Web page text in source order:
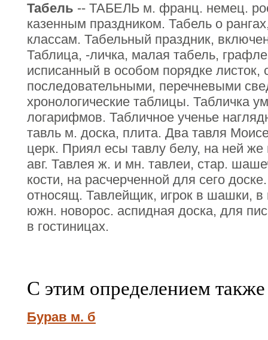
Табель -- ТАБЕЛЬ м. франц. немец.
казенным праздником. Табель о
классам. Табельный праздник,
Таблица, -личка, малая табель,
исписанный в особом порядке листок,
последовательными, перечневыми
хронологические таблицы. Табличка
логарифмов. Табличное ученье
тавль м. доска, плита. Два тавля
церк. Приял есы тавлу белу, на ней
авг. Тавлея ж. и мн. тавлеи, стар.
кости, на расчерченной для сего
относящ. Тавлейщик, игрок в шашки, в
южн. новорос. аспидная доска, для
в гостиницах.
С этим определением
Бурав м. б